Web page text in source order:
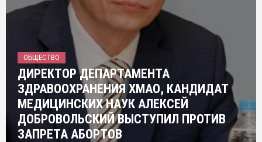
ОБЩЕСТВО
ДИРЕКТОР ДЕПАРТАМЕНТА
ЗДРАВООХРАНЕНИЯ ХМАО, КАНДИДАТ
МЕДИЦИНСКИХ НАУК АЛЕКСЕЙ
ДОБРОВОЛЬСКИЙ ВЫСТУПИЛ ПРОТИВ
ЗАПРЕТА АБОРТОВ